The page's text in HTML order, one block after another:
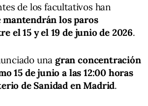
de los facultativos han
mantendrán los paros
el 15 y el 19 de junio de 2026.
una gran concentración
15 de junio a las 12:00 horas
de Sanidad en Madrid.